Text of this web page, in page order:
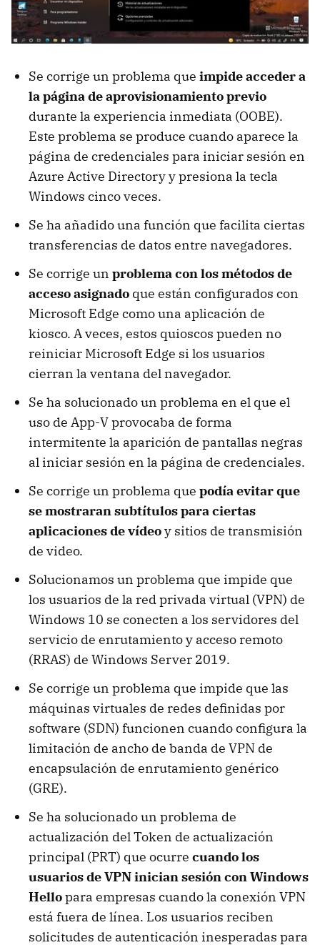
Se corrige un problema que impide acceder a
la página de aprovisionamiento previo
durante la experiencia inmediata (OOBE).
Este problema se produce cuando aparece la
página de credenciales para iniciar sesión en
Azure Active Directory y presiona la tecla
Windows cinco veces.
Se ha añadido una función que facilita ciertas
transferencias de datos entre navegadores.
Se corrige un problema con los métodos de
acceso asignado que están configurados con
Microsoft Edge como una aplicación de
kiosco. A veces, estos quioscos pueden no
reiniciar Microsoft Edge si los usuarios
cierran la ventana del navegador.
Se ha solucionado un problema en el que el
uso de App-V provocaba de forma
intermitente la aparición de pantallas negras
al iniciar sesión en la página de credenciales.
Se corrige un problema que podía evitar que
se mostraran subtítulos para ciertas
aplicaciones de vídeoy sitios de transmisión
de video.
Solucionamos un problema que impide que
los usuarios de la red privada virtual (VPN) de
Windows 10 se conecten a los servidores del
servicio de enrutamiento y acceso remoto
(RRAS) de Windows Server 2019.
Se corrige un problema que impide que las
máquinas virtuales de redes definidas por
software (SDN) funcionen cuando configura la
limitación de ancho de banda de VPN de
encapsulación de enrutamiento genérico
(GRE).
Se ha solucionado un problema de
actualización del Token de actualización
principal (PRT) que ocurre cuando los
usuarios de VPN inician sesión con Windows
Hellopara empresas cuando la conexión VPN
está fuera de línea. Los usuarios reciben
solicitudes de autenticación inesperadas para